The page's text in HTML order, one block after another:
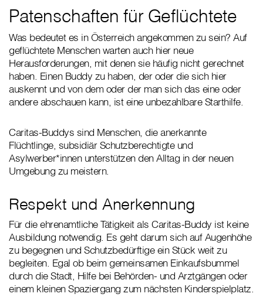
Patenschaften für Geflüchtete
Was bedeutet es in Österreich angekommen zu sein? Auf
geflüchtete Menschen warten auch hier neue
Herausforderungen, mit denen sie häufig nicht gerechnet
haben. Einen Buddy zu haben, der oder die sich hier
auskennt und von dem oder der man sich das eine oder
andere abschauen kann, ist eine unbezahlbare Starthilfe.
Caritas-Buddys sind Menschen, die anerkannte
Flüchtlinge, subsidiär Schutzberechtigte und
Asylwerber*innen unterstützen den Alltag in der neuen
Umgebung zu meistern.
Respekt und Anerkennung
Für die ehrenamtliche Tätigkeit als Caritas-Buddy ist keine
Ausbildung notwendig. Es geht darum sich auf Augenhöhe
zu begegnen und Schutzbedürftige ein Stück weit zu
begleiten. Egal ob beim gemeinsamen Einkaufsbummel
durch die Stadt, Hilfe bei Behörden- und Arztgängen oder
einem kleinen Spaziergang zum nächsten Kinderspielplatz.